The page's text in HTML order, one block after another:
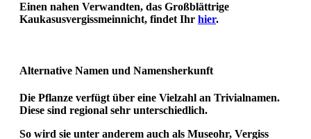
Einen nahen Verwandten, das Großblättrige
Kaukasusvergissmeinnicht, findet Ihr hier.
Alternative Namen und Namensherkunft
Die Pflanze verfügt über eine Vielzahl an Trivialnamen.
Diese sind regional sehr unterschiedlich.
So wird sie unter anderem auch als Museohr, Vergiss